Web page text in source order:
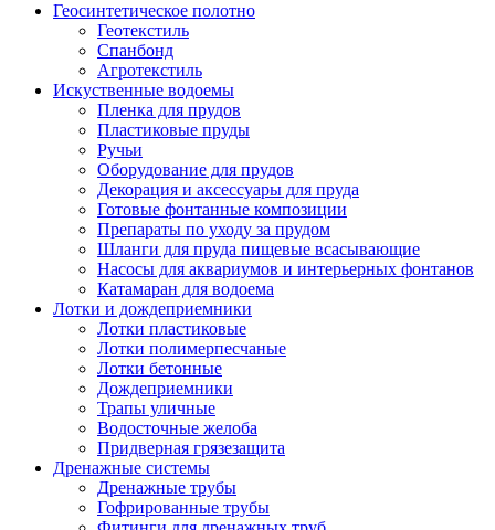
Геосинтетическое полотно
Геотекстиль
Спанбонд
Агротекстиль
Искуственные водоемы
Пленка для прудов
Пластиковые пруды
Ручьи
Оборудование для прудов
Декорация и аксессуары для пруда
Готовые фонтанные композиции
Препараты по уходу за прудом
Шланги для пруда пищевые всасывающие
Насосы для аквариумов и интерьерных фонтанов
Катамаран для водоема
Лотки и дождеприемники
Лотки пластиковые
Лотки полимерпесчаные
Лотки бетонные
Дождеприемники
Трапы уличные
Водосточные желоба
Придверная грязезащита
Дренажные системы
Дренажные трубы
Гофрированные трубы